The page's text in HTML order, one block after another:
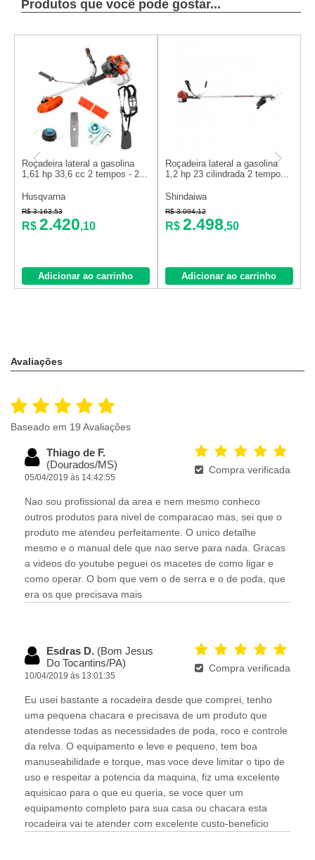
Produtos que você pode gostar...
Roçadeira lateral a gasolina
1,61 hp 33,6 cc 2 tempos - 2...
Husqvarna
R$ 3.163,53
R$ 2.420,10
Adicionar ao carrinho
Roçadeira lateral a gasolina
1,2 hp 23 cilindrada 2 tempo...
Shindaiwa
R$ 3.094,12
R$ 2.498,50
Adicionar ao carrinho
Avaliações
Baseado em 19 Avaliações
Thiago de F.
(Dourados/MS)
05/04/2019 às 14:42:55
Compra verificada
Nao sou profissional da area e nem mesmo conheco
outros produtos para nivel de comparacao mas, sei que o
produto me atendeu perfeitamente. O unico detalhe
mesmo e o manual dele que nao serve para nada. Gracas
a videos do youtube peguei os macetes de como ligar e
como operar. O bom que vem o de serra e o de poda, que
era os que precisava mais
Esdras D. (Bom Jesus
Do Tocantins/PA)
10/04/2019 às 13:01:35
Compra verificada
Eu usei bastante a rocadeira desde que comprei, tenho
uma pequena chacara e precisava de um produto que
atendesse todas as necessidades de poda, roco e controle
da relva. O equipamento e leve e pequeno, tem boa
manuseabilidade e torque, mas voce deve limitar o tipo de
uso e respeitar a potencia da maquina, fiz uma excelente
aquisicao para o que eu queria, se voce quer um
equipamento completo para sua casa ou chacara esta
rocadeira vai te atender com excelente custo-beneficio